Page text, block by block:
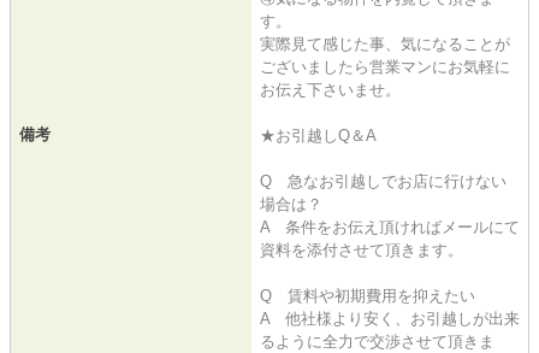
備考
す。
実際見て感じた事、気になることが
ございましたら営業マンにお気軽に
お伝え下さいませ。
★お引越しQ＆A
Q 急なお引越しでお店に行けない
場合は？
A 条件をお伝え頂ければメールにて
資料を添付させて頂きます。
Q 賃料や初期費用を抑えたい
A 他社様より安く、お引越しが出来
るように全力で交渉させて頂きま